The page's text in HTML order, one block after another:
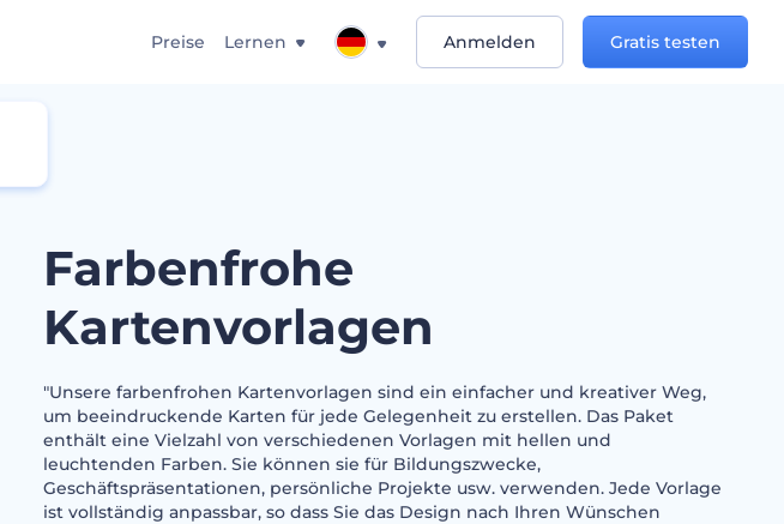
Preise Lernen Anmelden Gratis testen
Farbenfrohe
Kartenvorlagen
"Unsere farbenfrohen Kartenvorlagen sind ein einfacher und kreativer Weg,
um beeindruckende Karten für jede Gelegenheit zu erstellen. Das Paket
enthält eine Vielzahl von verschiedenen Vorlagen mit hellen und
leuchtenden Farben. Sie können sie für Bildungszwecke,
Geschäftspräsentationen, persönliche Projekte usw. verwenden. Jede Vorlage
ist vollständig anpassbar, so dass Sie das Design nach Ihren Wünschen